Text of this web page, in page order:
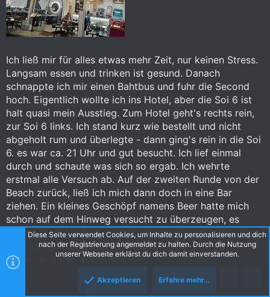
Ich ließ mir für alles etwas mehr Zeit, nur keinen Stress.
Langsam essen und trinken ist gesund. Danach
schnappte ich mir einen Bahtbus und fuhr die Second
hoch. Eigentlich wollte ich ins Hotel, aber die Soi 6 ist
halt quasi mein Ausstieg. Zum Hotel geht's rechts rein,
zur Soi 6 links. Ich stand kurz wie bestellt und nicht
abgeholt rum und überlegte - dann ging's rein in die Soi
6. es war ca. 21 Uhr und gut besucht. Ich lief einmal
durch und schaute was sich so ergab. Ich wehrte
erstmal alle Versuch ab. Auf der zweiten Runde von der
Beach zurück, ließ ich mich dann doch in eine Bar
ziehen. Ein kleines Geschöpf namens Beer hatte mich
schon auf dem Hinweg versucht zu überzeugen, es
gelang ihr auf dem Rückweg. So landete ich in der Baba
Bar. Hier gab es erstaunlich viele Damen und viele
Hübsche waren auch dabei.
Diese Seite verwendet Cookies, um Inhalte zu personalisieren und dich
nach der Registrierung angemeldet zu halten. Durch die Nutzung
unserer Webseite erklärst du dich damit einverstanden.
Akzeptieren Erfahre mehr…